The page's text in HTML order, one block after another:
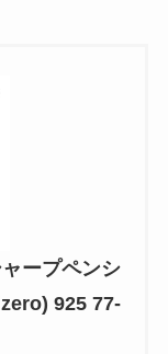
ープペンシ
925 77-